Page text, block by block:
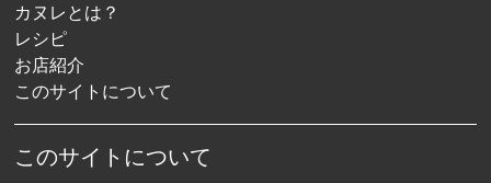
カヌレとは？
レシピ
お店紹介
このサイトについて
このサイトについて